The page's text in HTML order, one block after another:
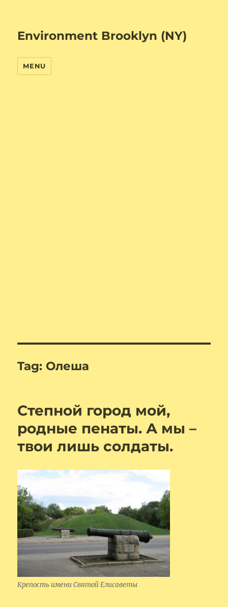
Environment Brooklyn (NY)
MENU
Tag: Олеша
Степной город мой,
родные пенаты. А мы –
твои лишь солдаты.
Крепость имени Святой Елисаветы